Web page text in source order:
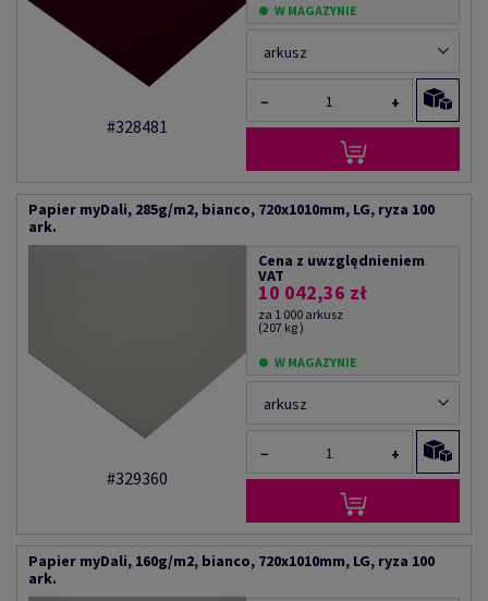
#328481
W MAGAZYNIE
arkusz
− +
Papier myDali, 285g/m2, bianco, 720x1010mm, LG, ryza 100
ark.
#329360
Cena z uwzględnieniem
VAT
10 042,36 zł
za 1 000 arkusz
(207 kg )
W MAGAZYNIE
arkusz
− +
Papier myDali, 160g/m2, bianco, 720x1010mm, LG, ryza 100
ark.